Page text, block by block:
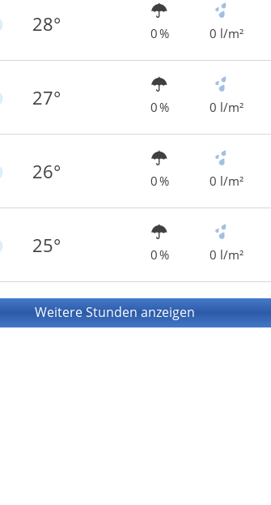
28° 0 % 0 l/m²
27° 0 % 0 l/m²
26° 0 % 0 l/m²
25° 0 % 0 l/m²
Weitere Stunden anzeigen